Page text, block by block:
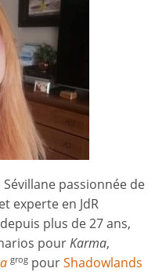
passionnée de
experte en JdR
plus de 27 ans,
pourKarma,
grog pourShadowlands